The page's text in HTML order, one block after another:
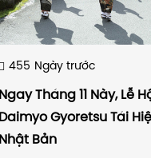
455 Ngày trước
Ngay Tháng 11 Này, Lễ
Daimyo Gyoretsu Tái
Nhật Bản